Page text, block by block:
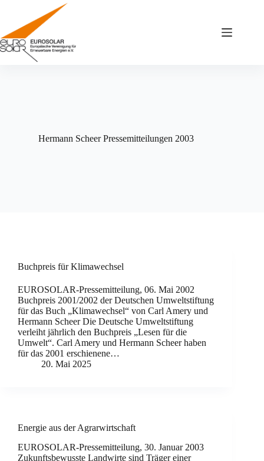
springen
Hermann Scheer Pressemitteilungen 2003
Buchpreis für Klimawechsel
EUROSOLAR-Pressemitteilung, 06. Mai 2002
Buchpreis 2001/2002 der Deutschen Umweltstiftung
für das Buch „Klimawechsel“ von Carl Amery und
Hermann Scheer Die Deutsche Umweltstiftung
verleiht jährlich den Buchpreis „Lesen für die
Umwelt“. Carl Amery und Hermann Scheer haben
für das 2001 erschienene…
20. Mai 2025
Energie aus der Agrarwirtschaft
EUROSOLAR-Pressemitteilung, 30. Januar 2003
Zukunftsbewusste Landwirte sind Träger einer